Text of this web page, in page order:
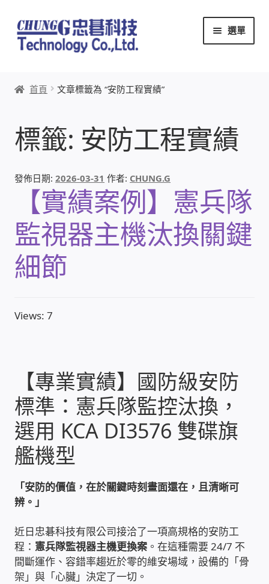
跳
至
導
列
跳
至
主
內
選單
本站文章導覽
創辦人:林慶忠
頭份獅子會
竹南百齡扶輪社
儀器設備
網路建置規劃維修-實績案例
弱電工程-實績案例
插卡計費
自動控制PLC專案設計-實績案例
雲端儲值型電表
首頁 文章標籤為 “安防工程實績”
標籤: 安防工程實績
發佈日期:2026-03-31 作者: CHUNG.G
【實績案例】憲兵隊
監視器主機汰換關鍵
細節
Views: 7
【專業實績】國防級安防
標準：憲兵隊監控汰換，
選用 KCA DI3576 雙碟旗
艦機型
「安防的價值，在於關鍵時刻畫面還在，且清晰可
辨。」
近日忠碁科技有限公司接洽了一項高規格的安防工
程： 憲兵隊監視器主機更換案 。在這種需要 24/7 不
間斷運作、容錯率趨近於零的維安場域，設備的「骨
架」與「心臟」決定了一切。